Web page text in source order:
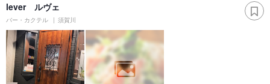
lever ルヴェ
バー・カクテル 須賀川